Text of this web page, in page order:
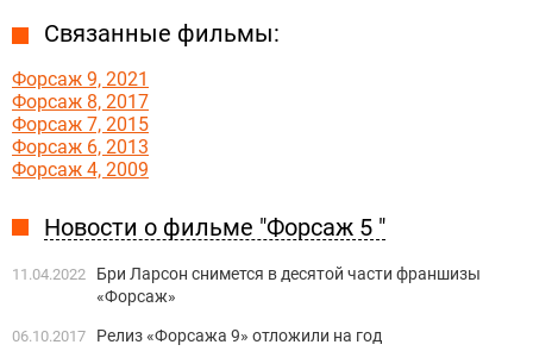
Связанные фильмы:
Форсаж 9, 2021
Форсаж 8, 2017
Форсаж 7, 2015
Форсаж 6, 2013
Форсаж 4, 2009
Новости о фильме "Форсаж 5 "
11.04.2022
Бри Ларсон снимется в десятой части франшизы
«Форсаж»
06.10.2017 Релиз «Форсажа 9» отложили на год